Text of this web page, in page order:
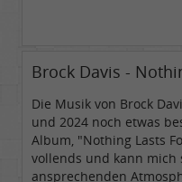
Brock Davis -
Die Musik von Brock
und 2024 noch etwas
Album, "Nothing Lasts
vollends und kann
ansprechenden